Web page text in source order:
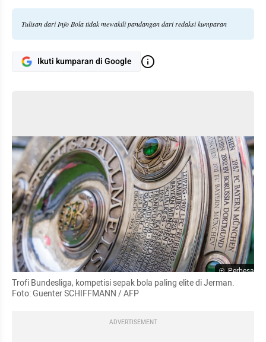
Tulisan dari Info Bola tidak mewakili pandangan dari redaksi kumparan
Ikuti kumparan di Google
Perbesar
Trofi Bundesliga, kompetisi sepak bola paling elite di Jerman.
Foto: Guenter SCHIFFMANN / AFP
ADVERTISEMENT